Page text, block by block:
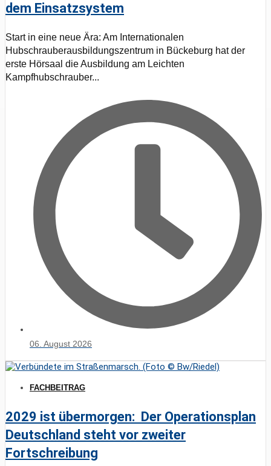
dem Einsatzsystem
Start in eine neue Ära: Am Internationalen
Hubschrauberausbildungszentrum in Bückeburg hat der
erste Hörsaal die Ausbildung am Leichten
Kampfhubschrauber...
06. August 2026
FACHBEITRAG
2029 ist übermorgen: Der Operationsplan
Deutschland steht vor zweiter
Fortschreibung